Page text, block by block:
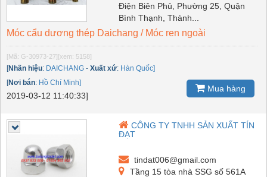
Điện Biên Phủ, Phường 25, Quận
Bình Thạnh, Thành...
Móc cẩu dương thép Daichang / Móc ren ngoài
[Mã: G-30973-27][xem: 5158]
[Nhãn hiệu: DAICHANG - Xuất xứ: Hàn Quốc]
[Nơi bán: Hồ Chí Minh]
2019-03-12 11:40:33]
Mua hàng
CÔNG TY TNHH SẢN XUẤT TÍN
ĐẠT
tindat006@gmail.com
Tầng 15 tòa nhà SSG số 561A